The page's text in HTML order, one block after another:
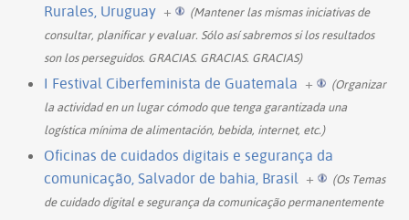
Rurales, Uruguay +
(Mantener las mismas iniciativas de
consultar, planificar y evaluar. Sólo así sabremos si los resultados
son los perseguidos. GRACIAS. GRACIAS. GRACIAS)
I Festival Ciberfeminista de Guatemala +
(Organizar
la actividad en un lugar cómodo que tenga garantizada una
logística mínima de alimentación, bebida, internet, etc.)
Oficinas de cuidados digitais e segurança da
comunicação, Salvador de bahia, Brasil +
(Os Temas
de cuidado digital e segurança da comunicação permanentemente